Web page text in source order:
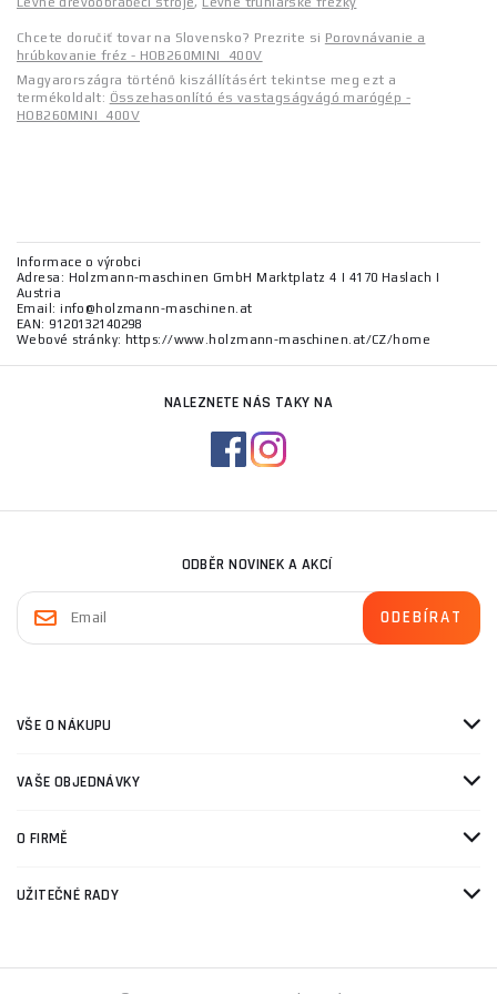
Chcete doručiť tovar na Slovensko? Prezrite si Porovnávanie a
hrúbkovanie fréz - HOB260MINI_400V
Magyarországra történő kiszállításért tekintse meg ezt a
termékoldalt: Összehasonlító és vastagságvágó marógép -
HOB260MINI_400V
Informace o výrobci
Adresa: Holzmann-maschinen GmbH Marktplatz 4 | 4170 Haslach |
Austria
Email: info@holzmann-maschinen.at
EAN: 9120132140298
Webové stránky: https://www.holzmann-maschinen.at/CZ/home
NALEZNETE NÁS TAKY NA
ODBĚR NOVINEK A AKCÍ
VŠE O NÁKUPU
VAŠE OBJEDNÁVKY
O FIRMĚ
UŽITEČNÉ RADY